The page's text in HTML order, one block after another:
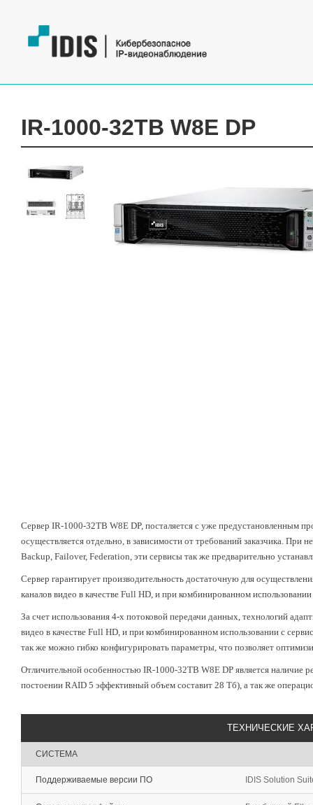
IR-1000-32TB W8E DP
Сервер IR-1000-32TB W8E DP, посталяется с уже предустановленным
осуществляется отдельно, в зависимости от требований заказчика.
Backup, Failover, Federation, эти сервисы так же предварительно
Сервер гарантирует производительность достаточную для
каналов видео в качестве Full HD, и при комбинированном
За счет использования 4-х потоковой передачи данных, технологий
видео в качестве Full HD, и при комбинированном использовании с
так же можно гибко конфигурировать параметры, что позволяет
Отличительной особенностью IR-1000-32TB W8E DP является наличие
постоении RAID 5 эффективный объем составит 28 Тб), а так же
ТЕХНИЧЕСКИЕ
СИСТЕМА
Поддерживаемые версии ПО IDIS Solution